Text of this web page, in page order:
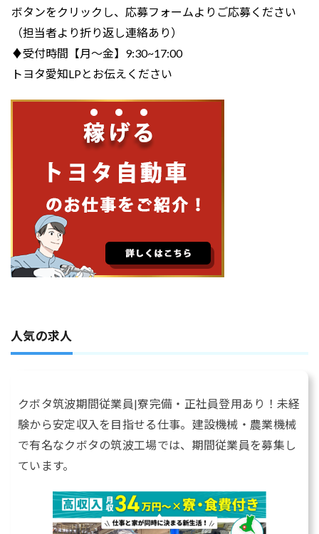
ボタンをクリックし、応募フォームよりご応募ください
（担当者より折り返し連絡あり）
♦受付時間【月～金】9:30~17:00
トヨタ愛知LPとお伝えください
人気の求人
クボタ筑波期間従業員|寮完備・正社員登用あり！未経
験から安定収入を目指せる仕事。建設機械・農業機械
で有名なクボタの筑波工場では、期間従業員を募集し
ています。